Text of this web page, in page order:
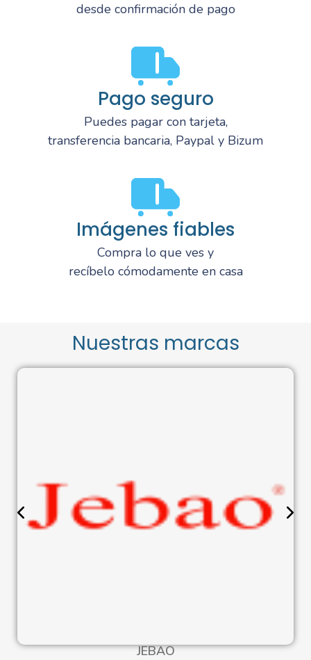
desde confirmación de pago
Pago seguro
Puedes pagar con tarjeta,
transferencia bancaria, Paypal y Bizum
Imágenes fiables
Compra lo que ves y
recíbelo cómodamente en casa
Nuestras marcas
JEBAO